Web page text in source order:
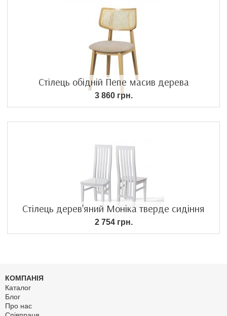
Стілець обідній Пепе масив дерева
3 860 грн.
Стілець дерев'яний Моніка тверде сидіння
2 754 грн.
КОМПАНІЯ
Каталог
Блог
Про нас